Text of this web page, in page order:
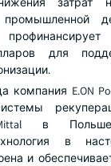
для
компания E.ON
в
в
и